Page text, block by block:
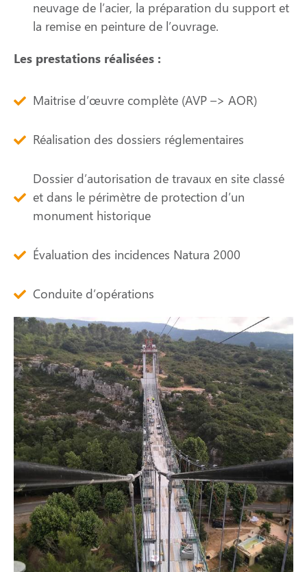
neuvage de l’acier, la préparation du support et
la remise en peinture de l’ouvrage.
Les prestations réalisées :
Maitrise d’œuvre complète (AVP –> AOR)
Réalisation des dossiers réglementaires
Dossier d’autorisation de travaux en site classé
et dans le périmètre de protection d’un
monument historique
Évaluation des incidences Natura 2000
Conduite d’opérations